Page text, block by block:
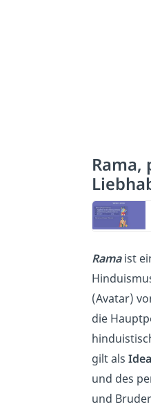
Rama ist
(Avatar)
die
gilt als
und des
und